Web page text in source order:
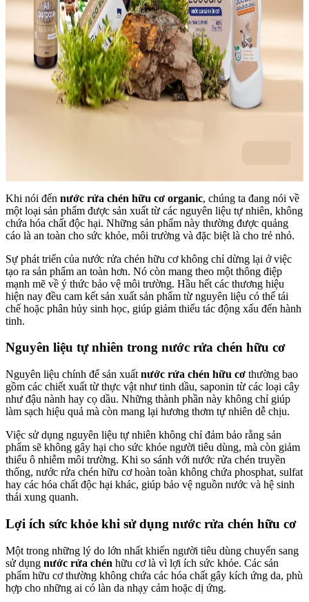
Khi nói đến nước rửa chén hữu cơ organic, chúng ta đang nói về
một loại sản phẩm được sản xuất từ các nguyên liệu tự nhiên, không
chứa hóa chất độc hại. Những sản phẩm này thường được quảng
cáo là an toàn cho sức khỏe, môi trường và đặc biệt là cho trẻ nhỏ.
Sự phát triển của nước rửa chén hữu cơ không chỉ dừng lại ở việc
tạo ra sản phẩm an toàn hơn. Nó còn mang theo một thông điệp
mạnh mẽ về ý thức bảo vệ môi trường. Hầu hết các thương hiệu
hiện nay đều cam kết sản xuất sản phẩm từ nguyên liệu có thể tái
chế hoặc phân hủy sinh học, giúp giảm thiểu tác động xấu đến hành
tinh.
Nguyên liệu tự nhiên trong nước rửa chén hữu cơ
Nguyên liệu chính để sản xuất nước rửa chén hữu cơ thường bao
gồm các chiết xuất từ thực vật như tinh dầu, saponin từ các loại cây
như đậu nành hay cọ dầu. Những thành phần này không chỉ giúp
làm sạch hiệu quả mà còn mang lại hương thơm tự nhiên dễ chịu.
Việc sử dụng nguyên liệu tự nhiên không chỉ đảm bảo rằng sản
phẩm sẽ không gây hại cho sức khỏe người tiêu dùng, mà còn giảm
thiểu ô nhiễm môi trường. Khi so sánh với nước rửa chén truyền
thống, nước rửa chén hữu cơ hoàn toàn không chứa phosphat, sulfat
hay các hóa chất độc hại khác, giúp bảo vệ nguồn nước và hệ sinh
thái xung quanh.
Lợi ích sức khỏe khi sử dụng nước rửa chén hữu cơ
Một trong những lý do lớn nhất khiến người tiêu dùng chuyển sang
sử dụng nước rửa chén hữu cơ là vì lợi ích sức khỏe. Các sản
phẩm hữu cơ thường không chứa các hóa chất gây kích ứng da, phù
hợp cho những ai có làn da nhạy cảm hoặc dị ứng.